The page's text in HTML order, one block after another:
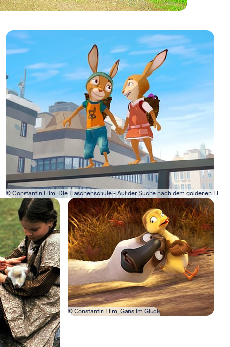
Bild in Lightbox öffnen
© Constantin Film, Die Häschenschule - Auf der Suche nach dem goldenen Ei
Bild in Lightbox öffnen
© Constantin Film, Gans im Glück